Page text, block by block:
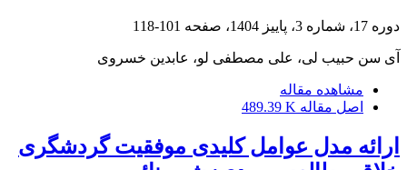
دوره 17، شماره 3، پاییز 1404، صفحه 101-118
آی سن حبیب لی، علی مصطفی لو، عابدین خسروی
مشاهده مقاله
اصل مقاله 489.39 K
ارائه مدل عوامل کلیدی موفقیت گردشگری